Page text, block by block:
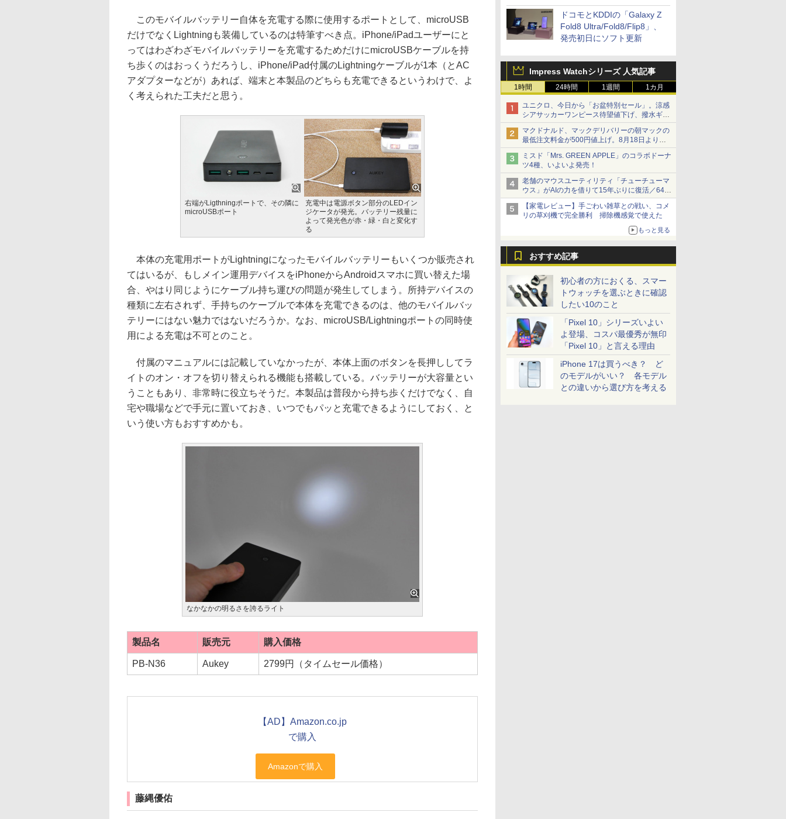
しに
ドコモとKDDIの「Galaxy Z
Fold8 Ultra/Fold8/Flip8」、
発売初日にソフト更新
Impress Watchシリーズ 人気記事
1時間 24時間 1週間 1カ月
ユニクロ、今日から「お盆特別セール」。涼感
シアサッカーワンピース待望値下げ、撥水ギア
ショーツは1990円に
マクドナルド、マックデリバリーの朝マックの
最低注文料金が500円値上げ。8月18日より
1,500円から受付
ミスド「Mrs. GREEN APPLE」のコラボドーナ
ツ4種、いよいよ発売！
老舗のマウスユーティリティ「チューチューマ
ウス」がAIの力を借りて15年ぶりに復活／64bit
化、Windows 10/11、「Chrome」も走り回
る。復活記念で2026年末まで500円
【家電レビュー】手ごわい雑草との戦い、コメ
リの草刈機で完全勝利 掃除機感覚で使えた
もっと見る
おすすめ記事
初心者の方におくる、スマー
トウォッチを選ぶときに確認
したい10のこと
「Pixel 10」シリーズいよい
よ登場、コスパ最優秀が無印
「Pixel 10」と言える理由
iPhone 17は買うべき？ ど
のモデルがいい？ 各モデル
との違いから選び方を考える
このモバイルバッテリー自体を充電する際に使用するポートとして、microUSB
だけでなくLightningも装備しているのは特筆すべき点。iPhone/iPadユーザーにと
ってはわざわざモバイルバッテリーを充電するためだけにmicroUSBケーブルを持
ち歩くのはおっくうだろうし、iPhone/iPad付属のLightningケーブルが1本（とAC
アダプターなどが）あれば、端末と本製品のどちらも充電できるというわけで、よ
く考えられた工夫だと思う。
右端がLigthningポートで、その隣に
microUSBポート
充電中は電源ボタン部分のLEDイン
ジケータが発光。バッテリー残量に
よって発光色が赤・緑・白と変化す
る
本体の充電用ポートがLightningになったモバイルバッテリーもいくつか販売され
てはいるが、もしメイン運用デバイスをiPhoneからAndroidスマホに買い替えた場
合、やはり同じようにケーブル持ち運びの問題が発生してしまう。所持デバイスの
種類に左右されず、手持ちのケーブルで本体を充電できるのは、他のモバイルバッ
テリーにはない魅力ではないだろうか。なお、microUSB/Lightningポートの同時使
用による充電は不可とのこと。
付属のマニュアルには記載していなかったが、本体上面のボタンを長押ししてラ
イトのオン・オフを切り替えられる機能も搭載している。バッテリーが大容量とい
うこともあり、非常時に役立ちそうだ。本製品は普段から持ち歩くだけでなく、自
宅や職場などで手元に置いておき、いつでもパッと充電できるようにしておく、と
いう使い方もおすすめかも。
なかなかの明るさを誇るライト
製品名 販売元 購入価格
PB-N36 Aukey 2799円（タイムセール価格）
【AD】Amazon.co.jp
で購入
藤縄優佑